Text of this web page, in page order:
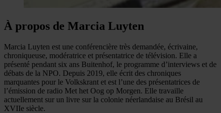
À propos de Marcia Luyten
Marcia Luyten est une conférencière très demandée, écrivaine,
chroniqueuse, modératrice et présentatrice de télévision. Elle a
présenté pendant six ans Buitenhof, le programme d’interviews et de
débats de la NPO. Depuis 2019, elle écrit des chroniques
marquantes pour le Volkskrant et est l’une des présentatrices de
l’émission de radio Met het Oog op Morgen. Elle travaille
actuellement sur un livre sur la colonie néerlandaise au Brésil au
XVIIe siècle.